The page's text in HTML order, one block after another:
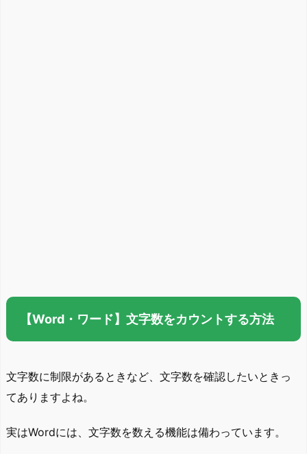
【Word・ワード】文字数をカウントする方法
文字数に制限があるときなど、文字数を確認したいときっ
てありますよね。
実はWordには、文字数を数える機能は備わっています。